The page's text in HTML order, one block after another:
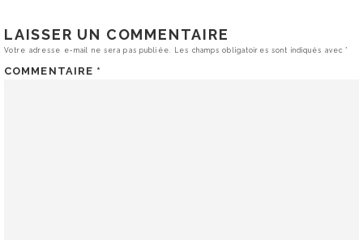
LAISSER UN COMMENTAIRE
Votre adresse e-mail ne sera pas publiée. Les champs obligatoires sont indiqués avec*
COMMENTAIRE *